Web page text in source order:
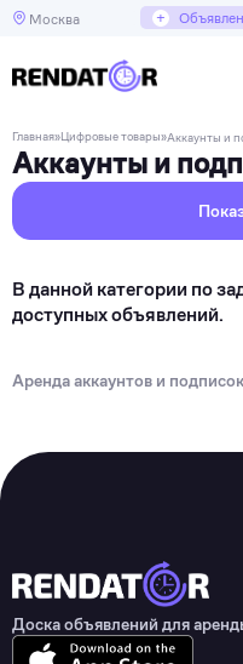
Москва +
Главная»Цифровые товары»Аккаунты и
Аккаунты и
В данной категории по
доступных объявлений.
Аренда аккаунтов и подписок
Доска объявлений для